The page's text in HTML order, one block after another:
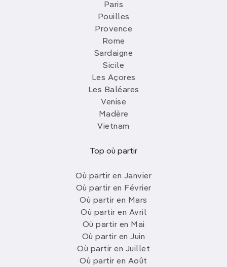
Paris
Pouilles
Provence
Rome
Sardaigne
Sicile
Les Açores
Les Baléares
Venise
Madère
Vietnam
Top où partir
Où partir en Janvier
Où partir en Février
Où partir en Mars
Où partir en Avril
Où partir en Mai
Où partir en Juin
Où partir en Juillet
Où partir en Août